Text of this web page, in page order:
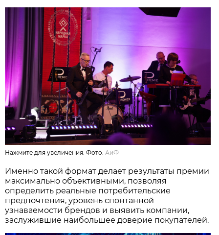
Нажмите для увеличения. Фото:АиФ
Именно такой формат делает результаты премии
максимально объективными, позволяя
определить реальные потребительские
предпочтения, уровень спонтанной
узнаваемости брендов и выявить компании,
заслужившие наибольшее доверие покупателей.